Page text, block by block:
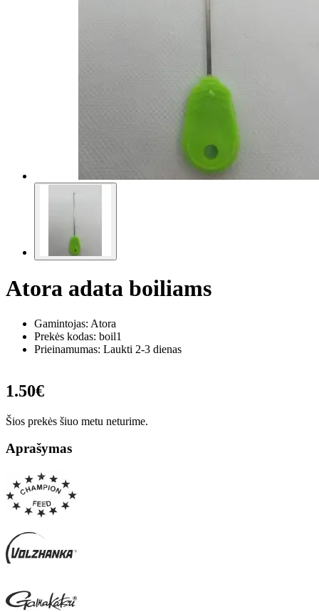
Atora adata boiliams
Gamintojas: Atora
Prekės kodas: boil1
Prieinamumas: Laukti 2-3 dienas
1.50€
Šios prekės šiuo metu neturime.
Aprašymas